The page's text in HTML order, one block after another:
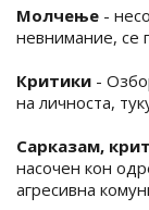
Молчење -
невнимание, се
Критики -
на личноста,
Сарказам,
насочен кон
агресивна